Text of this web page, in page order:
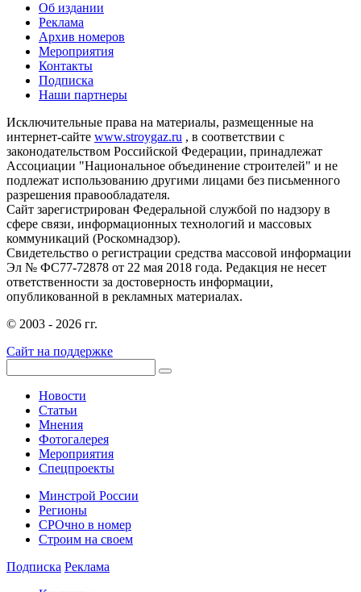
Об издании
Реклама
Архив номеров
Мероприятия
Контакты
Подписка
Наши партнеры
Исключительные права на материалы, размещенные на
интернет-сайте www.stroygaz.ru , в соответствии с
законодательством Российской Федерации, принадлежат
Ассоциации "Национальное объединение строителей" и не
подлежат использованию другими лицами без письменного
разрешения правообладателя.
Сайт зарегистрирован Федеральной службой по надзору в
сфере связи, информационных технологий и массовых
коммуникаций (Роскомнадзор).
Свидетельство о регистрации средства массовой информации
Эл № ФС77-72878 от 22 мая 2018 года. Редакция не несет
ответственности за достоверность информации,
опубликованной в рекламных материалах.
© 2003 - 2026 гг.
Сайт на поддержке
Новости
Статьи
Мнения
Фотогалерея
Мероприятия
Спецпроекты
Минстрой России
Регионы
СРОчно в номер
Строим на своем
Подписка Реклама